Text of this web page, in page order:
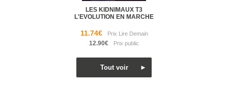
LES KIDNIMAUX T3
L'EVOLUTION EN MARCHE
11.74€
12.90€